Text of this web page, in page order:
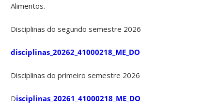
Alimentos.
Disciplinas do segundo semestre 2026
disciplinas_20262_41000218_ME_DO
Disciplinas do primeiro semestre 2026
Disciplinas_20261_41000218_ME_DO